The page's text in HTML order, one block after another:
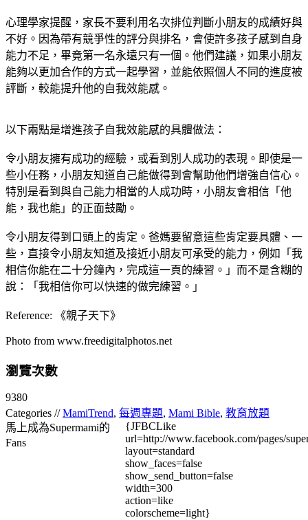
心理學家提醒，家長不要利用名次排位判斷小朋友的成績好與
不好。因為帶有競爭性的評分與排名，會使許多孩子感到自身
能力不足，畢竟第一名永遠只有一個。他們建議，如果小朋友
能夠以更加合作的方式一起學習，並能依照個人不同的進度被
評斷，較能提升他的自我效能感。
以下兩點是增進孩子自我效能感的具體做法：
令小朋友擁有成功的經驗，或看到別人成功的表現。即使是一
些小任務，小朋友知道自己能做得到會幫助他們增強自信心。
特別是看到與自己能力相當的人成功時，小朋友會相信「他
能，我也能」的正面鼓勵。
令小朋友得到口頭上的肯定。爸媽要留意這些肯定要具體、一
些，直接令小朋友知道及接近小朋友可承受的能力，例如「我
相信你能在二十分鐘內，完成這一頁的練習。」而不是含糊的
說：「我相信你可以快速的做完練習。」
Reference: 《親子天下》
Photo from www.freedigitalphotos.net
瀏覽次數
9380
Categories //MamiTrend, 每週專題, Mami Bible, 教育放題
馬上成為Supermami的
Fans
{JFBCLike
url=http://www.facebook.com/pages/
layout=standard
show_faces=false
show_send_button=false
width=300
action=like
colorscheme=light}